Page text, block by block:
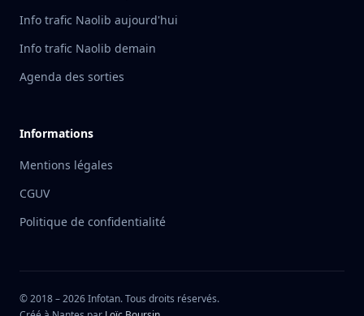
Info trafic Naolib aujourd'hui
Info trafic Naolib demain
Agenda des sorties
Informations
Mentions légales
CGUV
Politique de confidentialité
© 2018 –2026Infotan. Tous droits réservés.